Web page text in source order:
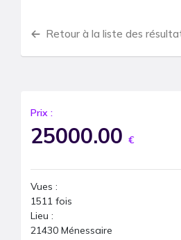
Retour à la liste des
Prix :
25000.00 €
Vues :
1511 fois
Lieu :
21430 Ménessaire